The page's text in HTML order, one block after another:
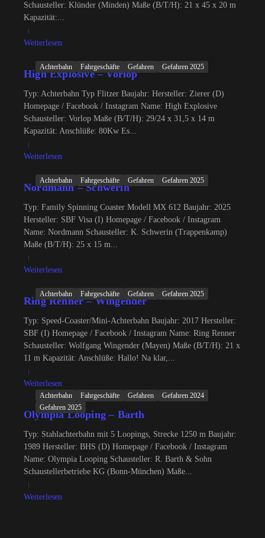
Schausteller: Klünder (Minden) Maße (B/T/H): 21 x 45 x 20 m
Kapazität:...
Weiterlesen
Achterbahn Fahrgeschäfte Gefahren Gefahren 2025
High Explosive – Vorlop
Typ: Achterbahn Typ Flitzer Baujahr: Hersteller: Zierer (D)
Homepage / Facebook / Instagram Name: High Explosive
Schausteller: Vorlop Maße (B/T/H): 29/24 x 31,5 x 14 m
Kapazität: Anschlüße: 80Kw Es...
Weiterlesen
Achterbahn Fahrgeschäfte Gefahren Gefahren 2025
Nordmann – Schwerin
Typ: Family Spinning Coaster Modell MX 612 Baujahr: 2025
Hersteller: SBF Visa (I) Homepage / Facebook / Instagram
Name: Nordmann Schausteller: K. Schwerin (Trappenkamp)
Maße (B/T/H): 25 x 15 m...
Weiterlesen
Achterbahn Fahrgeschäfte Gefahren Gefahren 2025
Ring Renner – Wingender
Typ: Speed-Coaster/Mini-Achterbahn Baujahr: 2017 Hersteller:
SBF (I) Homepage / Facebook / Instagram Name: Ring Renner
Schausteller: Wolfgang Wingender (Mayen) Maße (B/T/H): 21 x
11 m Kapazität: Anschlüße: Hallo! Na klar,...
Weiterlesen
Achterbahn Fahrgeschäfte Gefahren
Gefahren 2024
Gefahren 2025
Olympia Looping – Barth
Typ: Stahlachterbahn mit 5 Loopings, Strecke 1250 m Baujahr:
1989 Hersteller: BHS (D) Homepage / Facebook / Instagram
Name: Olympia Looping Schausteller: R. Barth & Sohn
Schaustellerbetriebe KG (Bonn-München) Maße...
Weiterlesen